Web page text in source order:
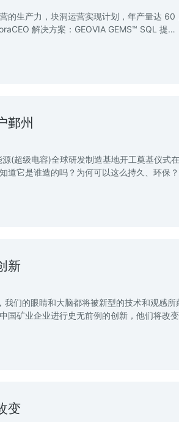
的生产力，块洞运营实现计划，年产量达
解决方案：GEOVIA GEMS™ SQL 提…
鄞州
(超级电容)全球研发制造基地开工奠基仪
道它是谁造的吗？为何可以这么持久、环保
新
们的眼睛和大脑都将被新型的技术和观感
矿业企业进行史无前例的创新，他们将改
变